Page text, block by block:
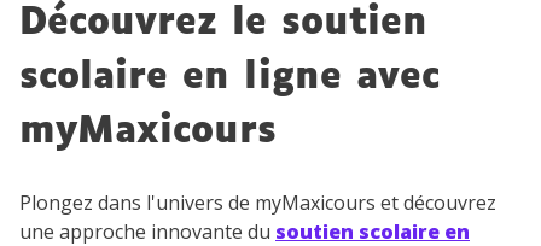
Découvrez le soutien
scolaire en ligne avec
myMaxicours
Plongez dans l'univers de myMaxicours et découvrez
une approche innovante du soutien scolaire en